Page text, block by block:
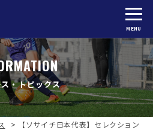
MENU
・トピックス
>
【ソサイチ日本代表】セレクション